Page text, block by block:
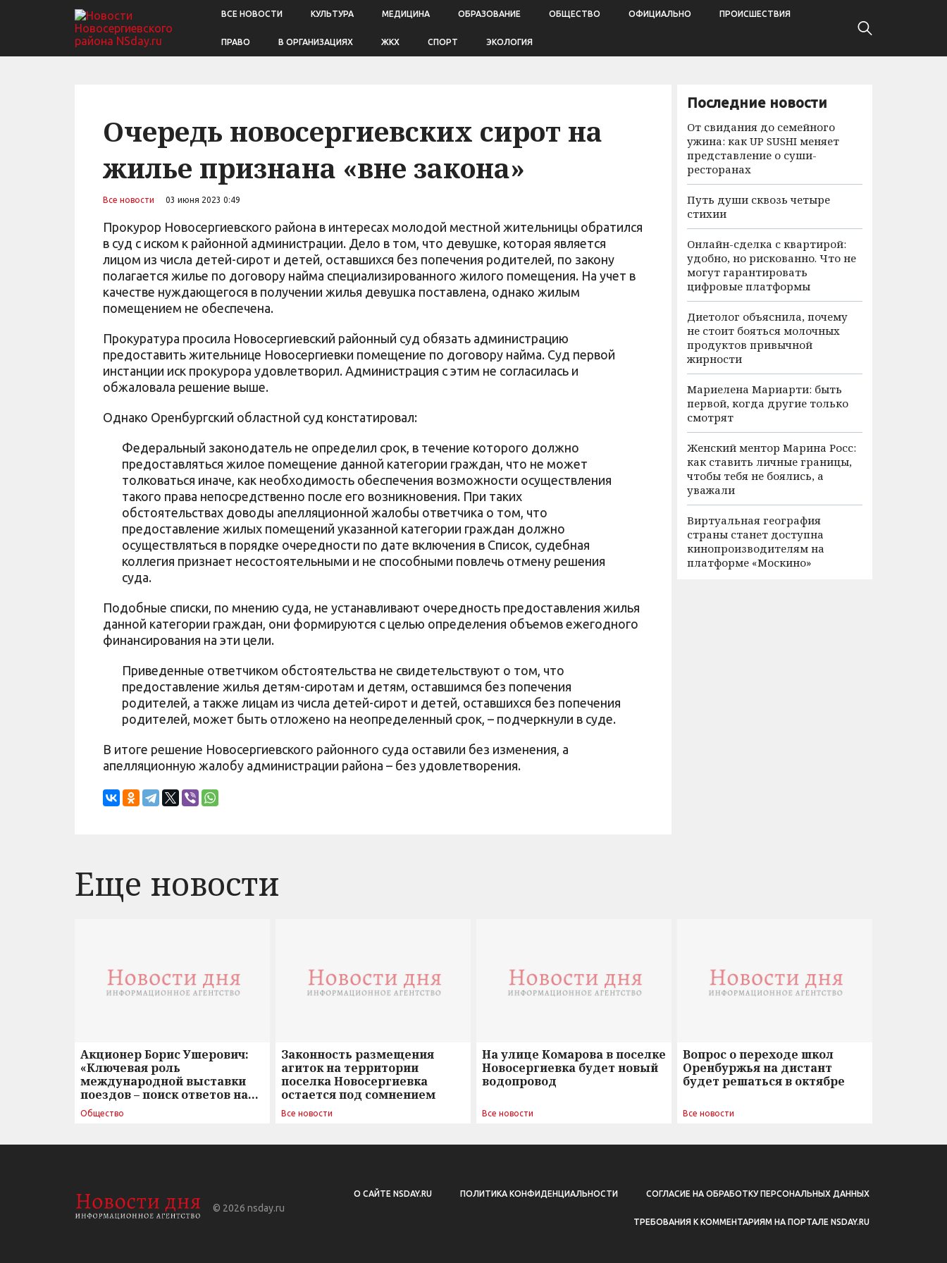
ВСЕ НОВОСТИ КУЛЬТУРА МЕДИЦИНА ОБРАЗОВАНИЕ ОБЩЕСТВО ОФИЦИАЛЬНО ПРОИСШЕСТВИЯ
ПРАВО В ОРГАНИЗАЦИЯХ ЖКХ СПОРТ ЭКОЛОГИЯ
Очередь новосергиевских сирот на
жилье признана «вне закона»
Все новости 03 июня 2023 0:49
Прокурор Новосергиевского района в интересах молодой местной жительницы обратился
в суд с иском к районной администрации. Дело в том, что девушке, которая является
лицом из числа детей-сирот и детей, оставшихся без попечения родителей, по закону
полагается жилье по договору найма специализированного жилого помещения. На учет в
качестве нуждающегося в получении жилья девушка поставлена, однако жилым
помещением не обеспечена.
Прокуратура просила Новосергиевский районный суд обязать администрацию
предоставить жительнице Новосергиевки помещение по договору найма. Суд первой
инстанции иск прокурора удовлетворил. Администрация с этим не согласилась и
обжаловала решение выше.
Однако Оренбургский областной суд констатировал:
Федеральный законодатель не определил срок, в течение которого должно
предоставляться жилое помещение данной категории граждан, что не может
толковаться иначе, как необходимость обеспечения возможности осуществления
такого права непосредственно после его возникновения. При таких
обстоятельствах доводы апелляционной жалобы ответчика о том, что
предоставление жилых помещений указанной категории граждан должно
осуществляться в порядке очередности по дате включения в Список, судебная
коллегия признает несостоятельными и не способными повлечь отмену решения
суда.
Подобные списки, по мнению суда, не устанавливают очередность предоставления жилья
данной категории граждан, они формируются с целью определения объемов ежегодного
финансирования на эти цели.
Приведенные ответчиком обстоятельства не свидетельствуют о том, что
предоставление жилья детям-сиротам и детям, оставшимся без попечения
родителей, а также лицам из числа детей-сирот и детей, оставшихся без попечения
родителей, может быть отложено на неопределенный срок, – подчеркнули в суде.
В итоге решение Новосергиевского районного суда оставили без изменения, а
апелляционную жалобу администрации района – без удовлетворения.
Последние новости
От свидания до семейного
ужина: как UP SUSHI меняет
представление о суши-
ресторанах
Путь души сквозь четыре
стихии
Онлайн-сделка с квартирой:
удобно, но рискованно. Что не
могут гарантировать
цифровые платформы
Диетолог объяснила, почему
не стоит бояться молочных
продуктов привычной
жирности
Мариелена Мариарти: быть
первой, когда другие только
смотрят
Женский ментор Марина Росс:
как ставить личные границы,
чтобы тебя не боялись, а
уважали
Виртуальная география
страны станет доступна
кинопроизводителям на
платформе «Москино»
Еще новости
Акционер Борис Ушерович:
«Ключевая роль
международной выставки
поездов – поиск ответов на
вызовы времени»
Общество
Законность размещения
агиток на территории
поселка Новосергиевка
остается под сомнением
Все новости
На улице Комарова в поселке
Новосергиевка будет новый
водопровод
Все новости
Вопрос о переходе школ
Оренбуржья на дистант
будет решаться в октябре
Все новости
© 2026 nsday.ru
О САЙТЕ NSDAY.RU ПОЛИТИКА КОНФИДЕНЦИАЛЬНОСТИ СОГЛАСИЕ НА ОБРАБОТКУ ПЕРСОНАЛЬНЫХ ДАННЫХ
ТРЕБОВАНИЯ К КОММЕНТАРИЯМ НА ПОРТАЛЕ NSDAY.RU